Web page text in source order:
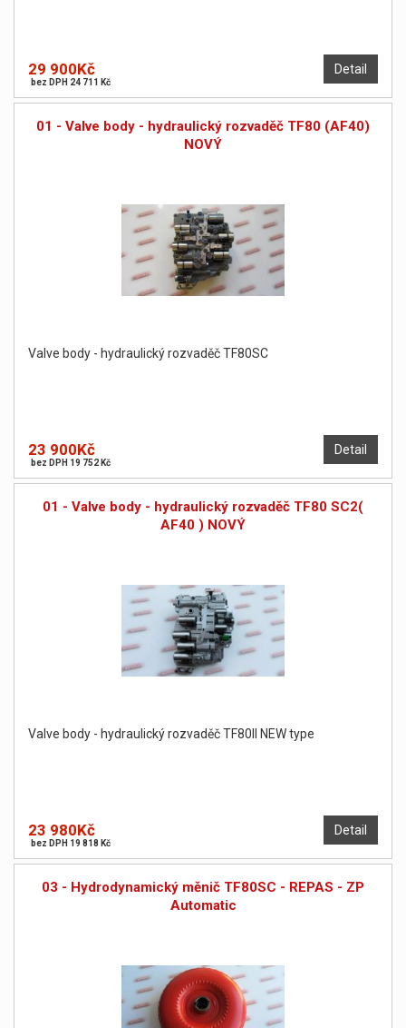
Detail
29 900Kč
bez DPH 24 711 Kč
01 - Valve body - hydraulický rozvaděč TF80 (AF40)
NOVÝ
Valve body - hydraulický rozvaděč TF80SC
Detail
23 900Kč
bez DPH 19 752 Kč
01 - Valve body - hydraulický rozvaděč TF80 SC2(
AF40 ) NOVÝ
Valve body - hydraulický rozvaděč TF80II NEW type
Detail
23 980Kč
bez DPH 19 818 Kč
03 - Hydrodynamický měnič TF80SC - REPAS - ZP
Automatic